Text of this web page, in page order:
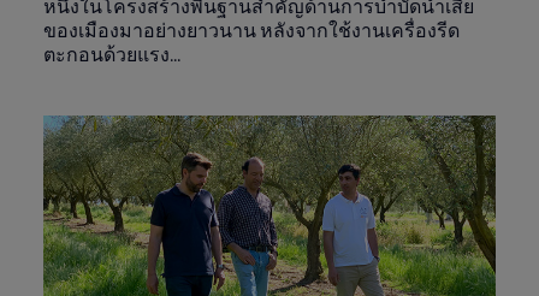
หนึ่งในโครงสร้างพื้นฐานสำคัญด้านการบำบัดน้ำเสีย
ของเมืองมาอย่างยาวนาน หลังจากใช้งานเครื่องรีด
ตะกอนด้วยแรง...